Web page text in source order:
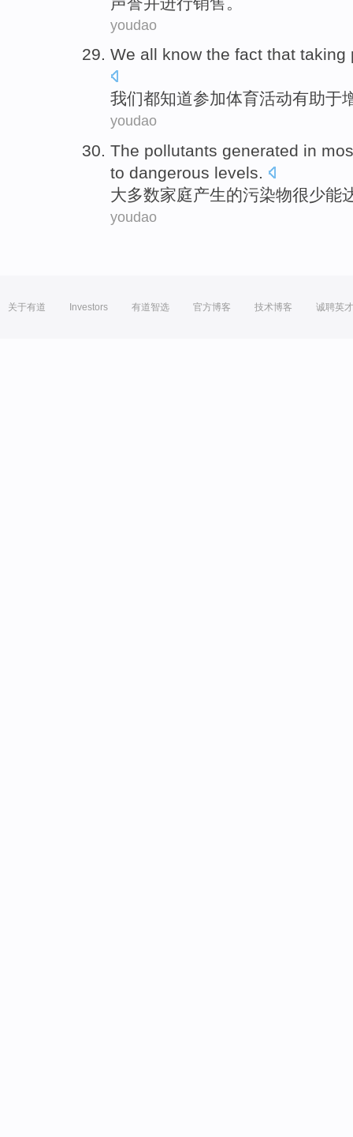
youdao
We all know the fact that taking
我们都知道参加体育活动有助于
youdao
The pollutants generated in
to dangerous levels.
大多数家庭产生的污染物很少能
youdao
关于有道 Investors 有道智选 官方博客 技术博客 诚聘英才